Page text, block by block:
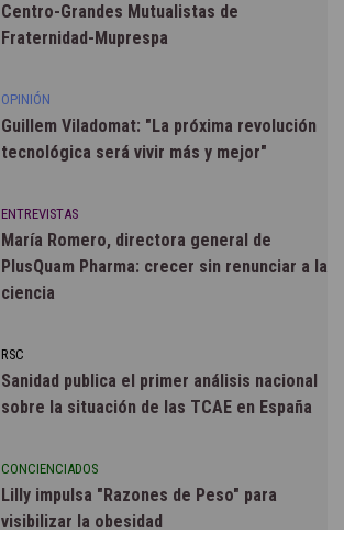
Centro-Grandes Mutualistas de
Fraternidad-Muprespa
OPINIÓN
Guillem Viladomat: "La próxima revolución
tecnológica será vivir más y mejor"
ENTREVISTAS
María Romero, directora general de
PlusQuam Pharma: crecer sin renunciar a la
ciencia
RSC
Sanidad publica el primer análisis nacional
sobre la situación de las TCAE en España
CONCIENCIADOS
Lilly impulsa "Razones de Peso" para
visibilizar la obesidad